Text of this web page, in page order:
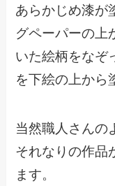
あらかじめ漆が
グペーパーの上
いた絵柄をなぞ
を下絵の上から
当然職人さんの
それなりの作品
ます。